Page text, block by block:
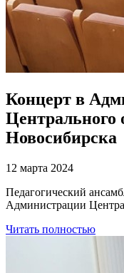
Концерт в
Центрального
Новосибирска
12 марта 2024
Педагогический
Администрации
Читать полностью